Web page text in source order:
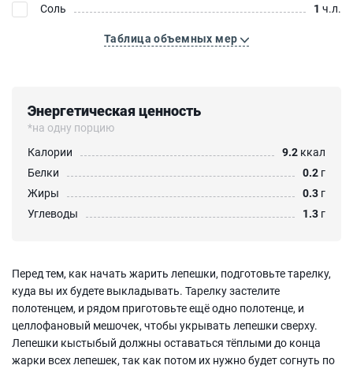
Соль
1 ч.л.
Таблица объемных мер
Энергетическая ценность
*на одну порцию
Калории
9.2 ккал
Белки
0.2 г
Жиры
0.3 г
Углеводы
1.3 г
Перед тем, как начать жарить лепешки, подготовьте тарелку,
куда вы их будете выкладывать. Тарелку застелите
полотенцем, и рядом приготовьте ещё одно полотенце, и
целлофановый мешочек, чтобы укрывать лепешки сверху.
Лепешки кыстыбый должны оставаться тёплыми до конца
жарки всех лепешек, так как потом их нужно будет согнуть по